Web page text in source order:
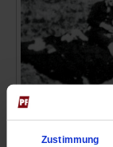
Zustimmung